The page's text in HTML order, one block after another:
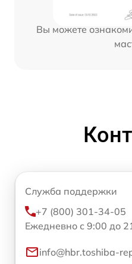
Вы можете
Служба поддержки
+7 (800) 301-34-05
Ежедневно с 9:00 до
info@hbr.toshiba-